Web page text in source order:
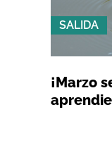
SALIDA
¡Marzo